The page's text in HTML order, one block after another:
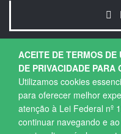
ACEITE DE TERMOS DE
DE PRIVACIDADE PARA
Utilizamos cookies
para oferecer melhor
atenção à Lei Federal nº
continuar navegando e
Copyright © 2026.
Política de